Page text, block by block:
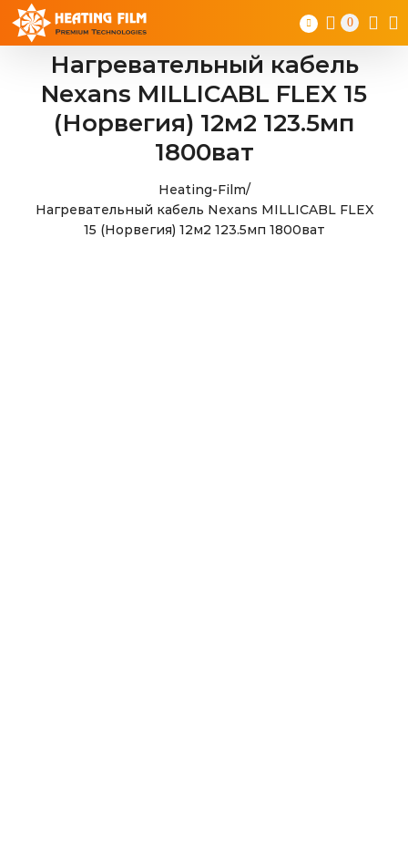
Skip
content
0
Нагревательный кабель
Nexans MILLICABL FLEX 15
(Норвегия) 12м2 123.5мп
1800ват
Heating-Film/
Нагревательный кабель Nexans MILLICABL FLEX
15 (Норвегия) 12м2 123.5мп 1800ват